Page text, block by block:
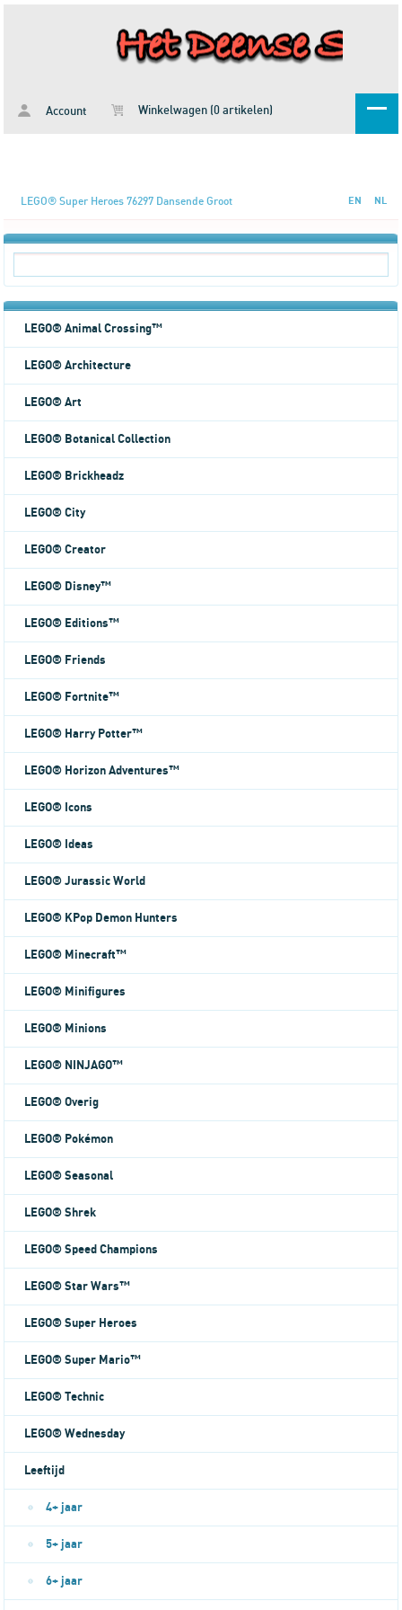
Account Winkelwagen (0 artikelen)
LEGO® Super Heroes 76297 Dansende Groot EN NL
LEGO® Animal Crossing™
LEGO® Architecture
LEGO® Art
LEGO® Botanical Collection
LEGO® Brickheadz
LEGO® City
LEGO® Creator
LEGO® Disney™
LEGO® Editions™
LEGO® Friends
LEGO® Fortnite™
LEGO® Harry Potter™
LEGO® Horizon Adventures™
LEGO® Icons
LEGO® Ideas
LEGO® Jurassic World
LEGO® KPop Demon Hunters
LEGO® Minecraft™
LEGO® Minifigures
LEGO® Minions
LEGO® NINJAGO™
LEGO® Overig
LEGO® Pokémon
LEGO® Seasonal
LEGO® Shrek
LEGO® Speed Champions
LEGO® Star Wars™
LEGO® Super Heroes
LEGO® Super Mario™
LEGO® Technic
LEGO® Wednesday
Leeftijd
4+ jaar
5+ jaar
6+ jaar